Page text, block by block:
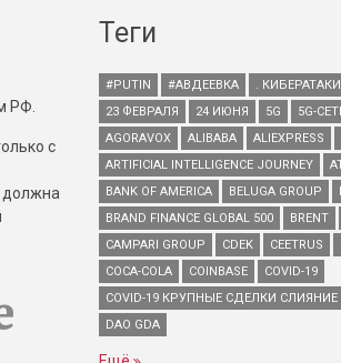
РФ.
с
должна
Теги
#PUTIN #АВДЕЕВКА . КИБЕРАТАКИ
23 ФЕВРАЛЯ
24 ИЮНЯ 5G 5G-
AGORAVOX
ALIBABA ALIEXPRESS
ARTIFICIAL INTELLIGENCE JOURNEY
BANK OF AMERICA
BELUGA GROUP
BRAND FINANCE GLOBAL 500
BRENT
CAMPARI GROUP
CDEK CEETRUS
COCA-COLA
COINBASE
COVID-19
COVID-19 КРУПНЫЕ СДЕЛКИ
DAO GDA